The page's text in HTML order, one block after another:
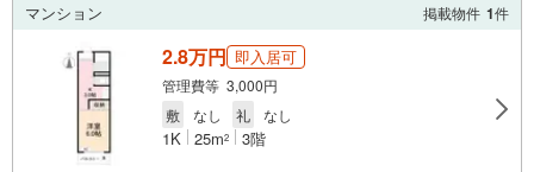
マンション 掲載物件 1件
2.8万円 即入居可
管理費等 3,000円
敷
なし 礼 なし
1K 25m2 3階